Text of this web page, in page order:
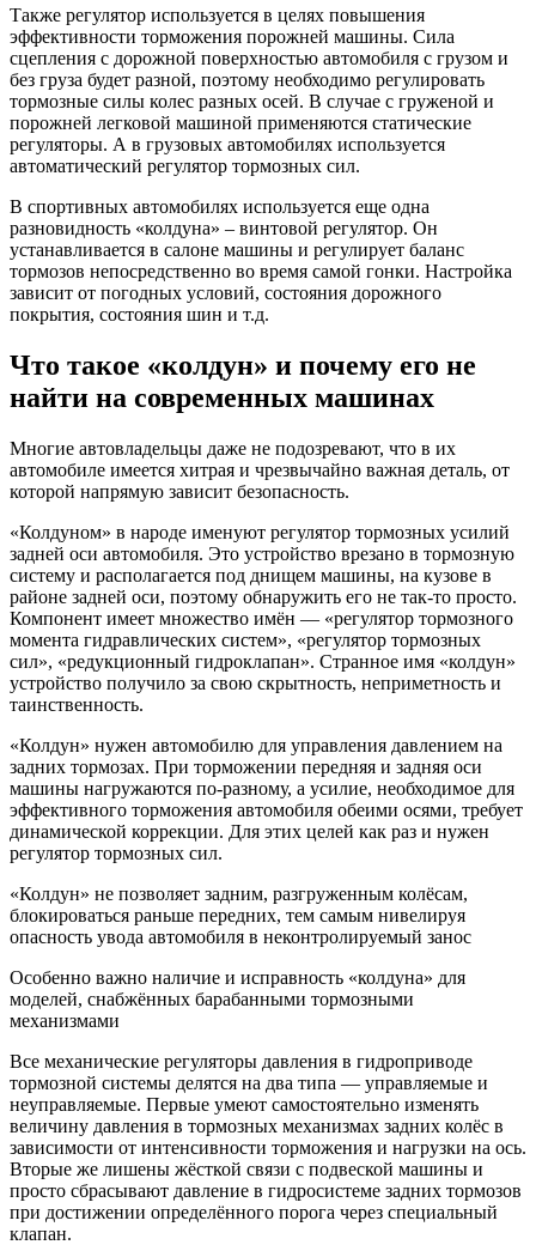
Также регулятор используется в целях повышения
эффективности торможения порожней машины. Сила
сцепления с дорожной поверхностью автомобиля с грузом и
без груза будет разной, поэтому необходимо регулировать
тормозные силы колес разных осей. В случае с груженой и
порожней легковой машиной применяются статические
регуляторы. А в грузовых автомобилях используется
автоматический регулятор тормозных сил.
В спортивных автомобилях используется еще одна
разновидность «колдуна» – винтовой регулятор. Он
устанавливается в салоне машины и регулирует баланс
тормозов непосредственно во время самой гонки. Настройка
зависит от погодных условий, состояния дорожного
покрытия, состояния шин и т.д.
Что такое «колдун» и почему его не
найти на современных машинах
Многие автовладельцы даже не подозревают, что в их
автомобиле имеется хитрая и чрезвычайно важная деталь, от
которой напрямую зависит безопасность.
«Колдуном» в народе именуют регулятор тормозных усилий
задней оси автомобиля. Это устройство врезано в тормозную
систему и располагается под днищем машины, на кузове в
районе задней оси, поэтому обнаружить его не так-то просто.
Компонент имеет множество имён — «регулятор тормозного
момента гидравлических систем», «регулятор тормозных
сил», «редукционный гидроклапан». Странное имя «колдун»
устройство получило за свою скрытность, неприметность и
таинственность.
«Колдун» нужен автомобилю для управления давлением на
задних тормозах. При торможении передняя и задняя оси
машины нагружаются по-разному, а усилие, необходимое для
эффективного торможения автомобиля обеими осями, требует
динамической коррекции. Для этих целей как раз и нужен
регулятор тормозных сил.
«Колдун» не позволяет задним, разгруженным колёсам,
блокироваться раньше передних, тем самым нивелируя
опасность увода автомобиля в неконтролируемый занос
Особенно важно наличие и исправность «колдуна» для
моделей, снабжённых барабанными тормозными
механизмами
Все механические регуляторы давления в гидроприводе
тормозной системы делятся на два типа — управляемые и
неуправляемые. Первые умеют самостоятельно изменять
величину давления в тормозных механизмах задних колёс в
зависимости от интенсивности торможения и нагрузки на ось.
Вторые же лишены жёсткой связи с подвеской машины и
просто сбрасывают давление в гидросистеме задних тормозов
при достижении определённого порога через специальный
клапан.